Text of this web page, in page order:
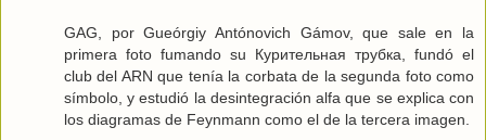
GAG, por Gueórgiy Antónovich Gámov, que sale en la
primera foto fumando su Курительная трубка, fundó el
club del ARN que tenía la corbata de la segunda foto como
símbolo, y estudió la desintegración alfa que se explica con
los diagramas de Feynmann como el de la tercera imagen.